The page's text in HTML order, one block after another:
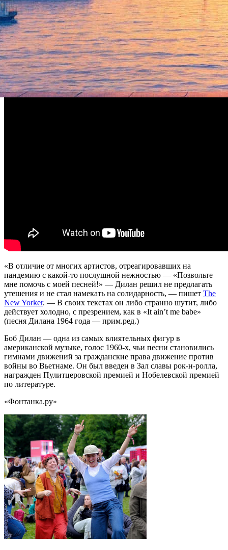
79-летний певец, музыкант, лауреат Нобелевской премии по
литературе, «Оскара» и 12 «Грэмми», Боб Дилан выпустил
мини-альбом своих новых песен. Со времени выхода
предыдущей оригинальной пластинки прошло восемь лет.
В новом альбоме, который называется Rough and Rowdy Ways,
— 10 записей, их можно прослушать наYouTube или
приобрести на других платформах. Информация о выходе
сборника появилась 19 июня всоциальных сетяхмузыканта.
«В отличие от многих артистов, отреагировавших на
пандемию с какой-то послушной нежностью — «Позвольте
мне помочь с моей песней!» — Дилан решил не предлагать
утешения и не стал намекать на солидарность, — пишет The
New Yorker. — В своих текстах он либо странно шутит, либо
действует холодно, с презрением, как в «It ain’t me babe»
(песня Дилана 1964 года — прим.ред.)
Боб Дилан — одна из самых влиятельных фигур в
американской музыке, голос 1960-х, чьи песни становились
гимнами движений за гражданские права движение против
войны во Вьетнаме. Он был введен в Зал славы рок-н-ролла,
награжден Пулитцеровской премией и Нобелевской премией
по литературе.
«Фонтанка.ру»